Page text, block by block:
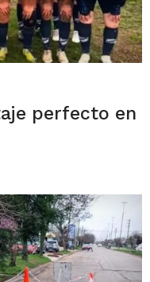
perfecto en